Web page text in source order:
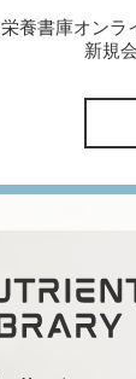
栄養書庫オンラ
新規